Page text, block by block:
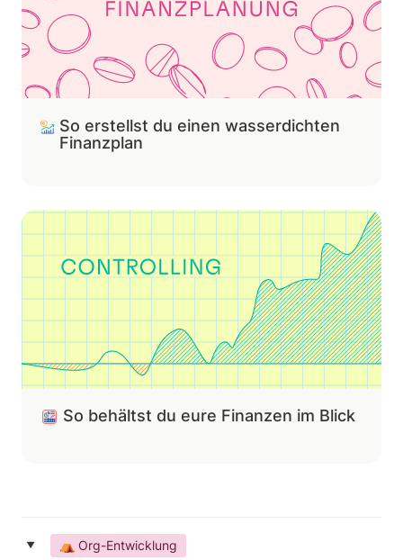
So erstellst du einen wasserdichten
Finanzplan
So behältst du eure Finanzen im Blick
So behältst du eure Finanzen im Blick
‣ ⛺️ Org-Entwicklung